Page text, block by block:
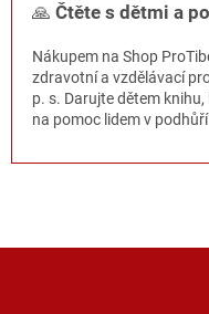
🙏 Čtěte s dětmi a
Nákupem na Shop
zdravotní a vzdělávací
p. s. Darujte dětem
na pomoc lidem v